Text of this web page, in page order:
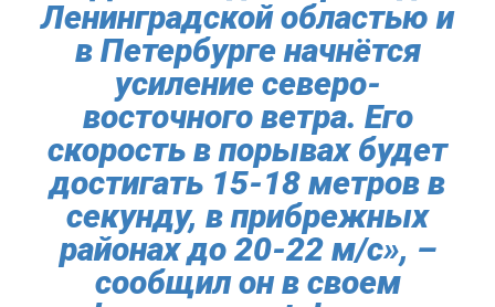
Ленинградской областью и
в Петербурге начнётся
усиление северо-
восточного ветра. Его
скорость в порывах будет
достигать 15-18 метров в
секунду, в прибрежных
районах до 20-22 м/с», –
сообщил он в своем